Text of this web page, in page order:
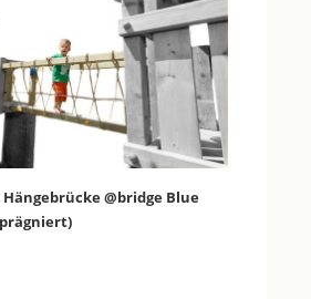
@bridge Blue